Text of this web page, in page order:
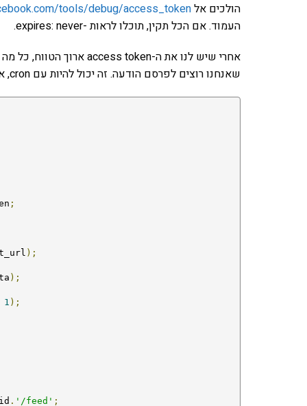
הולכים אלtools/debug/access_token
העמוד. אם הכל תקין, תוכלו לראות -expires: never.
שאנחנו רוצים לפרסם הודעה. זה יכול להיות עם cron, או בכל דרך אחרת שמתחשק לכם:
;
);
);
1 );
. '/feed' ;